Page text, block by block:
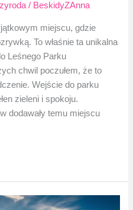
/ BeskidyZAnna
miejscu, gdzie
To właśnie ta unikalna
Leśnego Parku
chwil poczułem, że to
Wejście do parku
zieleni i spokoju.
dodawały temu miejscu